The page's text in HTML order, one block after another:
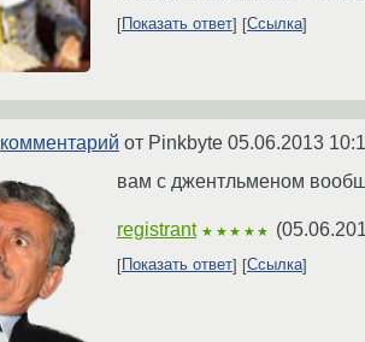
Показать ответ
Ссылка
комментарий от Pinkbyte 05.06.2013
вам с джентльменом
registrant ★★★★★ (
Показать ответ Ссылка